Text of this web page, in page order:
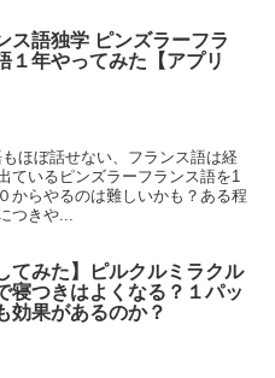
ス語独学 ピンズラーフラ
１年やってみた【アプリ
ほぼ話せない、フランス語は経
ているピンズラーフランス語を1
からやるのは難しいかも？ある程
つきや...
てみた】ピルクルミラクル
寝つきはよくなる？１パッ
効果があるのか？